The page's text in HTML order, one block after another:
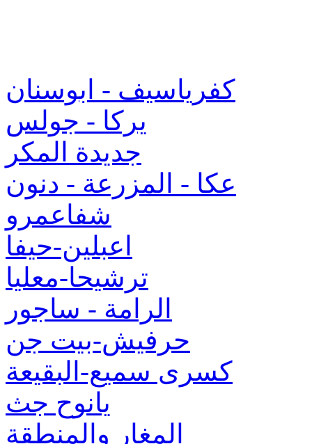
كفرياسيف - ابوسنان
يركا - جولس
جديدة المكر
عكا - المزرعة - دنون
شفاعمرو
اعبلين-حيفا
ترشيحا-معليا
الرامة - ساجور
حرفيش-بيت جن
كسرى سميع-البقيعة
يانوح جث
المغار والمنطقة